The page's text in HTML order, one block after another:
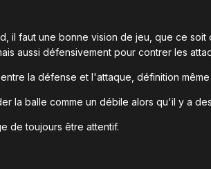
il faut une bonne vision de jeu, que ce
aussi défensivement pour contrer les
la défense et l'attaque, définition
la balle comme un débile alors qu'il y a
de toujours être attentif.